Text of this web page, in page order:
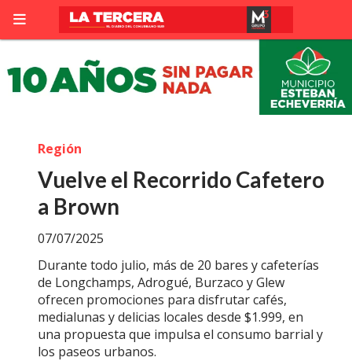
Vuelve el Recorrido Cafetero
a Brown
Durante todo julio, más de 20 bares y cafeterías
de Longchamps, Adrogué, Burzaco y Glew
ofrecen promociones para disfrutar cafés,
medialunas y delicias locales desde $1.999, en
una propuesta que impulsa el consumo barrial y
los paseos urbanos.
Región
07/07/2025